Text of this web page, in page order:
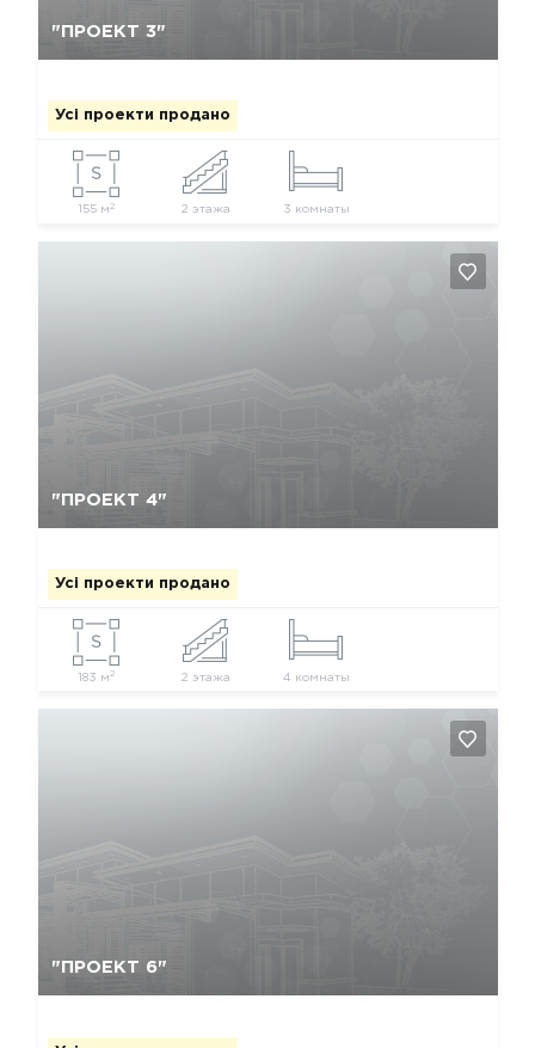
"ПРОЕКТ 3"
Усі проекти продано
155 м 2 2 этажа 3 комнаты
"ПРОЕКТ 4"
Усі проекти продано
183 м2 2 этажа 4 комнаты
"ПРОЕКТ 6"